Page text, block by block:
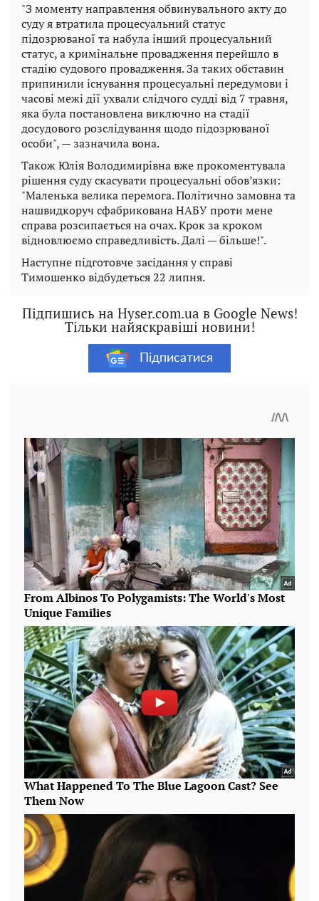
"З моменту направлення обвинувального акту до
суду я втратила процесуальний статус
підозрюваної та набула інший процесуальний
статус, а кримінальне провадження перейшло в
стадію судового провадження. За таких обставин
припинили існування процесуальні передумови і
часові межі дії ухвали слідчого судді від 7 травня,
яка була постановлена виключно на стадії
досудового розслідування щодо підозрюваної
особи", — зазначила вона.
Також Юлія Володимирівна вже прокоментувала
рішення суду скасувати процесуальні обов’язки:
"Маленька велика перемога. Політично замовна та
нашвидкоруч сфабрикована НАБУ проти мене
справа розсипається на очах. Крок за кроком
відновлюємо справедливість. Далі — більше!".
Наступне підготовче засідання у справі
Тимошенко відбудеться 22 липня.
Підпишись на Hyser.com.ua в Google News!
Тільки найяскравіші новини!
Підписатися